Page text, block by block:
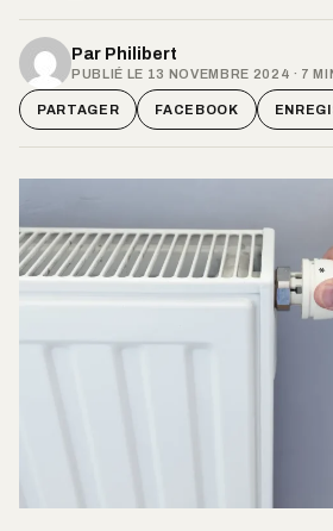
Par Philibert
PUBLIÉ LE 13 NOVEMBRE 2024 · 7
PARTAGER FACEBOOK